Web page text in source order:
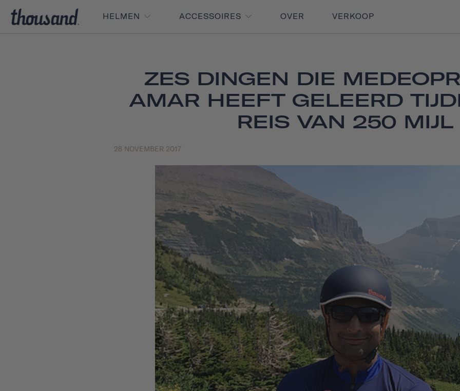
HELMEN ACCESSOIRES OVER VERKOOP
ZES DINGEN DIE
AMAR HEEFT GELEERD
REIS VAN 250 MIJL
28 NOVEMBER 2017